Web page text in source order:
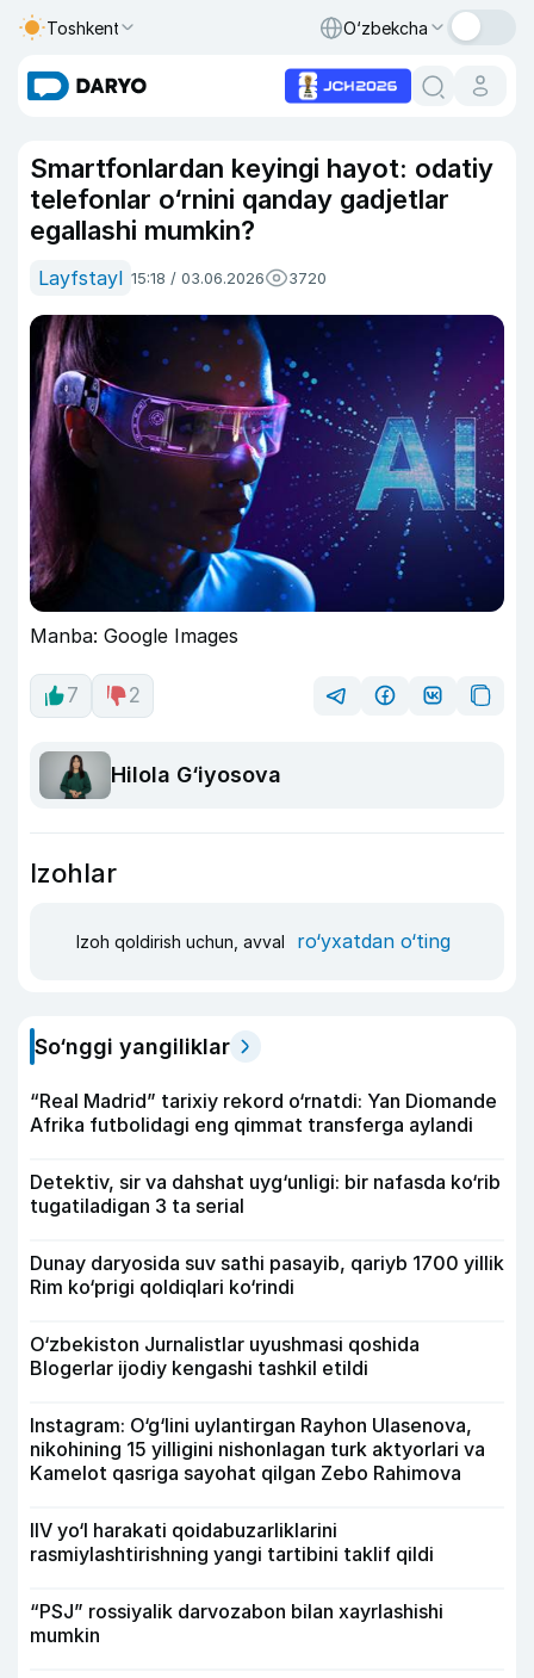
Toshkent O‘zbekcha
Smartfonlardan keyingi hayot: odatiy
telefonlar o‘rnini qanday gadjetlar
egallashi mumkin?
Layfstayl 15:18 / 03.06.2026 3720
Manba: Google Images
7 2
Hilola G‘iyosova
Izohlar
Izoh qoldirish uchun, avval ro‘yxatdan o‘ting
So‘nggi yangiliklar
“Real Madrid” tarixiy rekord o‘rnatdi: Yan Diomande
Afrika futbolidagi eng qimmat transferga aylandi
Detektiv, sir va dahshat uyg‘unligi: bir nafasda ko‘rib
tugatiladigan 3 ta serial
Dunay daryosida suv sathi pasayib, qariyb 1700 yillik
Rim ko‘prigi qoldiqlari ko‘rindi
O‘zbekiston Jurnalistlar uyushmasi qoshida
Blogerlar ijodiy kengashi tashkil etildi
Instagram: O‘g‘lini uylantirgan Rayhon Ulasenova,
nikohining 15 yilligini nishonlagan turk aktyorlari va
Kamelot qasriga sayohat qilgan Zebo Rahimova
IIV yo‘l harakati qoidabuzarliklarini
rasmiylashtirishning yangi tartibini taklif qildi
“PSJ” rossiyalik darvozabon bilan xayrlashishi
mumkin